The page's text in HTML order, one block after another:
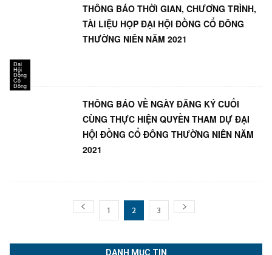
THÔNG BÁO THỜI GIAN, CHƯƠNG TRÌNH,
TÀI LIỆU HỌP ĐẠI HỘI ĐỒNG CỔ ĐÔNG
THƯỜNG NIÊN NĂM 2021
Đại
Hội
Đồng
Cổ
Đông
THÔNG BÁO VỀ NGÀY ĐĂNG KÝ CUỐI
CÙNG THỰC HIỆN QUYỀN THAM DỰ ĐẠI
HỘI ĐỒNG CỔ ĐÔNG THƯỜNG NIÊN NĂM
2021
1 2 3
DANH MỤC TIN